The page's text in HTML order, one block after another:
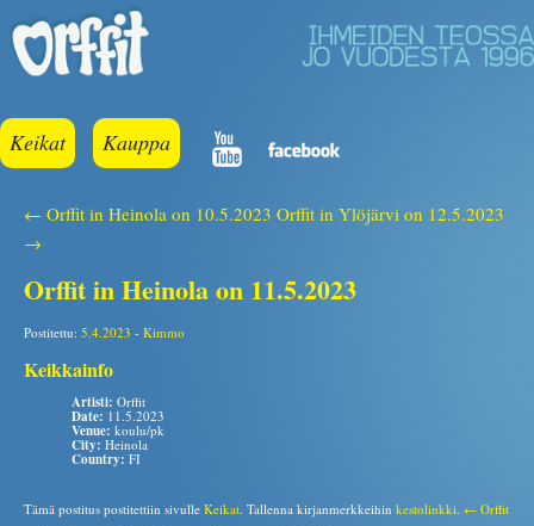
Keikat Kauppa
← Orffit in Heinola on 10.5.2023 Orffit in Ylöjärvi on 12.5.2023
→
Orffit in Heinola on 11.5.2023
Postitettu: 5.4.2023 - Kimmo
Keikkainfo
Artisti: Orffit
Date: 11.5.2023
Venue: koulu/pk
City: Heinola
Country: FI
Tämä postitus postitettiin sivulle Keikat . Tallenna kirjanmerkkeihin kestolinkki ← Orffit